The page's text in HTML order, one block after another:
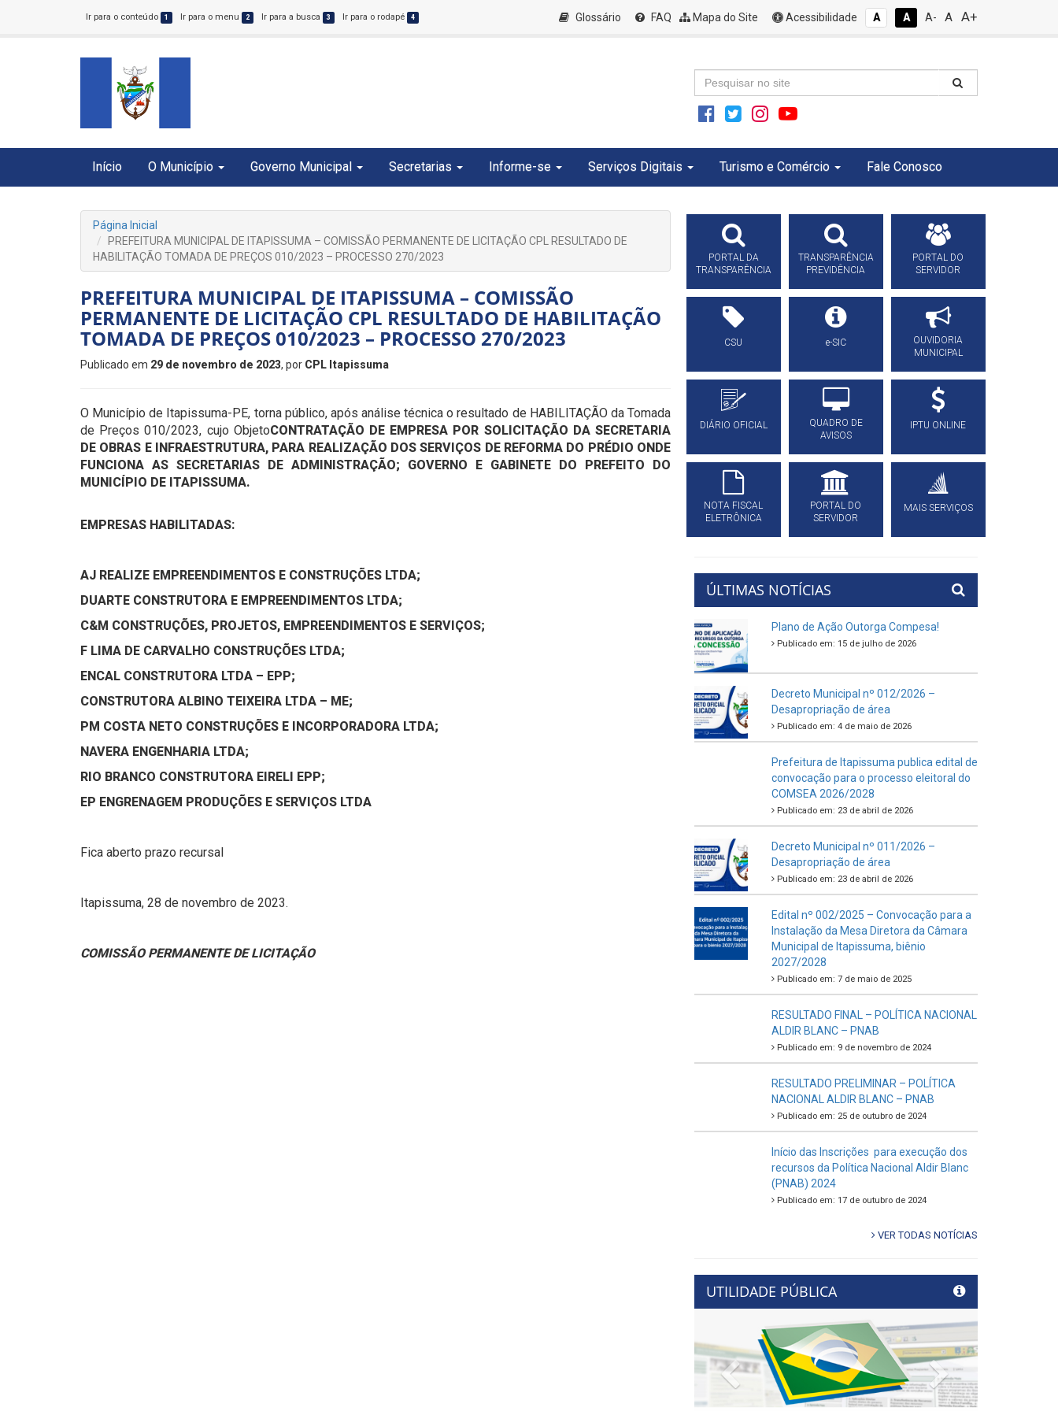
Ir para o conteúdo 1 Ir para o menu 2 Ir para a busca 3 Ir para o rodapé 4 Glossário FAQ Mapa do Site Acessibilidade A A A- A A+
Início O Município Governo Municipal Secretarias Informe-se Serviços Digitais Turismo e Comércio Fale Conosco
Página Inicial
PREFEITURA MUNICIPAL DE ITAPISSUMA – COMISSÃO PERMANENTE DE LICITAÇÃO CPL RESULTADO DE
HABILITAÇÃO TOMADA DE PREÇOS 010/2023 – PROCESSO 270/2023
PREFEITURA MUNICIPAL DE ITAPISSUMA – COMISSÃO
PERMANENTE DE LICITAÇÃO CPL RESULTADO DE HABILITAÇÃO
TOMADA DE PREÇOS 010/2023 – PROCESSO 270/2023
Publicado em 29 de novembro de 2023, por CPL Itapissuma
O Município de Itapissuma-PE, torna público, após análise técnica o resultado de HABILITAÇÃO da Tomada
de Preços 010/2023, cujo ObjetoCONTRATAÇÃO DE EMPRESA POR SOLICITAÇÃO DA SECRETARIA
DE OBRAS E INFRAESTRUTURA, PARA REALIZAÇÃO DOS SERVIÇOS DE REFORMA DO PRÉDIO ONDE
FUNCIONA AS SECRETARIAS DE ADMINISTRAÇÃO; GOVERNO E GABINETE DO PREFEITO DO
MUNICÍPIO DE ITAPISSUMA.
EMPRESAS HABILITADAS:
AJ REALIZE EMPREENDIMENTOS E CONSTRUÇÕES LTDA;
DUARTE CONSTRUTORA E EMPREENDIMENTOS LTDA;
C&M CONSTRUÇÕES, PROJETOS, EMPREENDIMENTOS E SERVIÇOS;
F LIMA DE CARVALHO CONSTRUÇÕES LTDA;
ENCAL CONSTRUTORA LTDA – EPP;
CONSTRUTORA ALBINO TEIXEIRA LTDA – ME;
PM COSTA NETO CONSTRUÇÕES E INCORPORADORA LTDA;
NAVERA ENGENHARIA LTDA;
RIO BRANCO CONSTRUTORA EIRELI EPP;
EP ENGRENAGEM PRODUÇÕES E SERVIÇOS LTDA
Fica aberto prazo recursal
Itapissuma, 28 de novembro de 2023.
COMISSÃO PERMANENTE DE LICITAÇÃO
PORTAL DA
TRANSPARÊNCIA
TRANSPARÊNCIA
PREVIDÊNCIA
PORTAL DO
SERVIDOR
CSU e-SIC
OUVIDORIA
MUNICIPAL
DIÁRIO OFICIAL
QUADRO DE
AVISOS
IPTU ONLINE
NOTA FISCAL
ELETRÔNICA
PORTAL DO
SERVIDOR
MAIS SERVIÇOS
ÚLTIMAS NOTÍCIAS
Plano de Ação Outorga Compesa!
Publicado em: 15 de julho de 2026
Decreto Municipal nº 012/2026 –
Desapropriação de área
Publicado em: 4 de maio de 2026
Prefeitura de Itapissuma publica edital de
convocação para o processo eleitoral do
COMSEA 2026/2028
Publicado em: 23 de abril de 2026
Decreto Municipal nº 011/2026 –
Desapropriação de área
Publicado em: 23 de abril de 2026
Edital nº 002/2025 – Convocação para a
Instalação da Mesa Diretora da Câmara
Municipal de Itapissuma, biênio
2027/2028
Publicado em: 7 de maio de 2025
RESULTADO FINAL – POLÍTICA NACIONAL
ALDIR BLANC – PNAB
Publicado em: 9 de novembro de 2024
RESULTADO PRELIMINAR – POLÍTICA
NACIONAL ALDIR BLANC – PNAB
Publicado em: 25 de outubro de 2024
Início das Inscrições para execução dos
recursos da Política Nacional Aldir Blanc
(PNAB) 2024
Publicado em: 17 de outubro de 2024
VER TODAS NOTÍCIAS
UTILIDADE PÚBLICA
Previous Next